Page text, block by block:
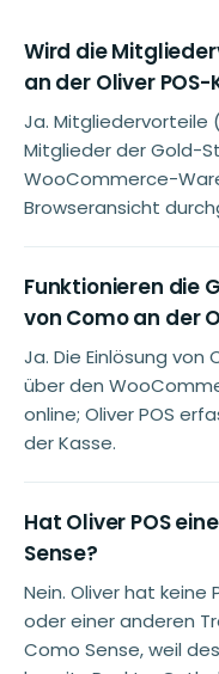
Wird die
an der Oliver
Ja. Mitgliedervorteile
Mitglieder der Gold-
WooCommerce-
Browseransicht
Funktionieren die
von Como an der
Ja. Die Einlösung
über den
online; Oliver POS
der Kasse.
Hat Oliver POS
Sense?
Nein. Oliver hat
oder einer anderen
Como Sense, weil